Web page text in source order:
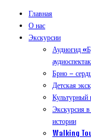
Главная
О нас
Экскурсии
Аудиогид
Брно –
Детская
Культурный
Экскурсия
истории
Walking